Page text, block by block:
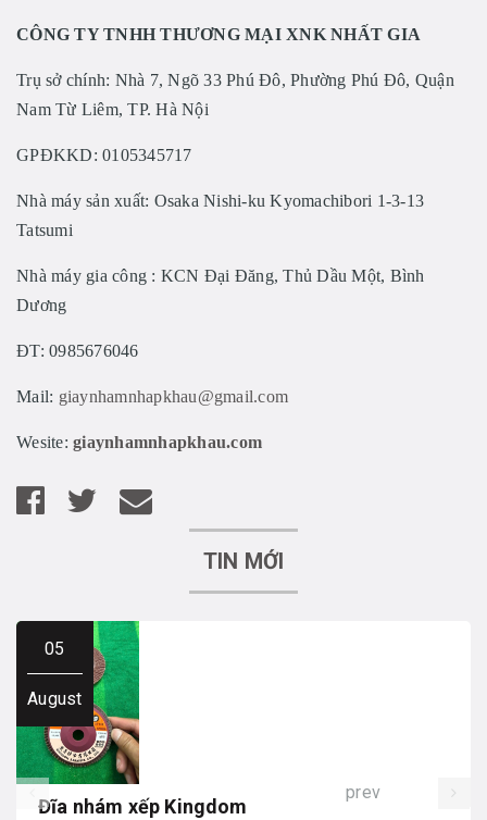
CÔNG TY TNHH THƯƠNG MẠI XNK NHẤT GIA
Trụ sở chính: Nhà 7, Ngõ 33 Phú Đô, Phường Phú Đô, Quận
Nam Từ Liêm, TP. Hà Nội
GPĐKKD: 0105345717
Nhà máy sản xuất: Osaka Nishi-ku Kyomachibori 1-3-13
Tatsumi
Nhà máy gia công : KCN Đại Đăng, Thủ Dầu Một, Bình
Dương
ĐT: 0985676046
Mail: giaynhamnhapkhau@gmail.com
Wesite: giaynhamnhapkhau.com
TIN MỚI
05
August
Đĩa nhám xếp Kingdom
prev